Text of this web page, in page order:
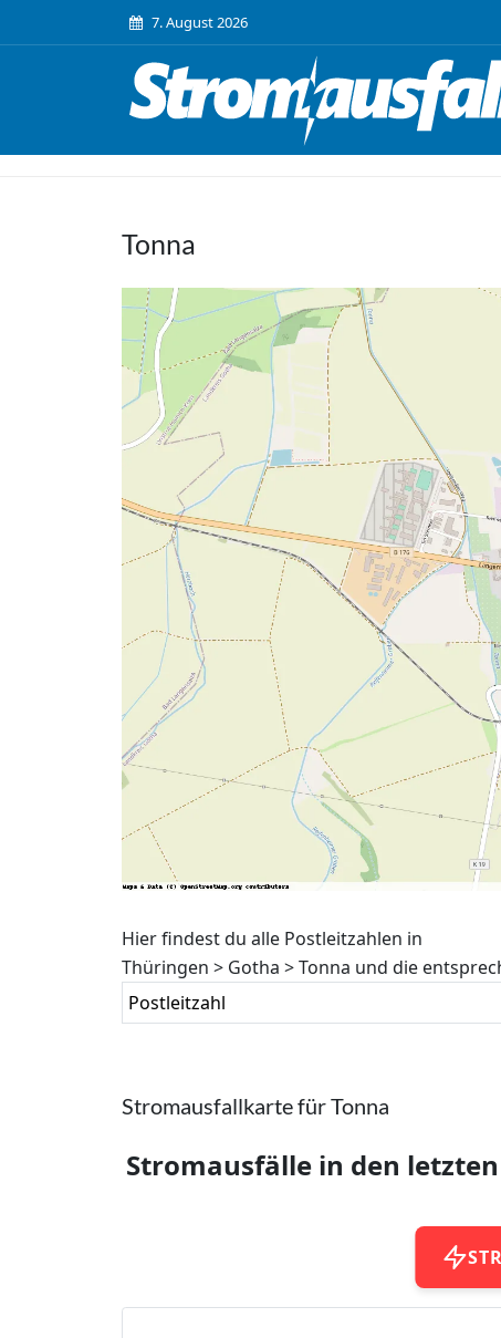
7. August 2026
Tonna
Hier findest du alle Postleitzahlen in
Thüringen > Gotha > Tonna und die
Postleitzahl
Stromausfallkarte für Tonna
Stromausfälle in den